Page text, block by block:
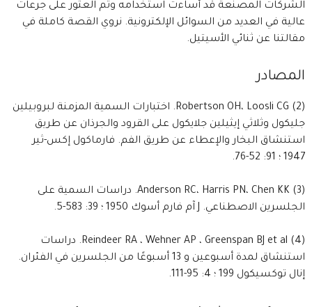
الشركات المصنعة قد أساءت استخدامه وتم العثور على جرعات
عالية في العديد من السوائل الإلكترونية. نروي القصة كاملة في
مقالتنا عن ثنائي الأسيتيل.
المصادر
(2) Robertson OH، Loosli CG. اختبارات السمية المزمنة لبروبيلين
جليكول وثلاثي إيثيلين جلايكول على القرود والجرذان عن طريق
استنشاق البخار والإعطاء عن طريق الفم. فارماكول إكس-ثير
1947 ؛ 91: 52-76.
(3) Anderson RC، Harris PN، Chen KK. دراسات السمية على
الجلسرين الاصطناعي. J آم فارم أسوك 1950 ؛ 39: 583-5.
(4) Reindeer RA ، Wehner AP ، Greenspan BJ et al. دراسات
استنشاق لمدة أسبوعين و 13 أسبوعًا من الجلسرين في الفئران.
إنال توكسيكول 199 ؛ 4: 95-111.